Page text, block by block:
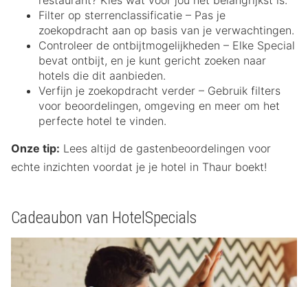
Filter op sterrenclassificatie – Pas je
zoekopdracht aan op basis van je verwachtingen.
Controleer de ontbijtmogelijkheden – Elke Special
bevat ontbijt, en je kunt gericht zoeken naar
hotels die dit aanbieden.
Verfijn je zoekopdracht verder – Gebruik filters
voor beoordelingen, omgeving en meer om het
perfecte hotel te vinden.
Onze tip: Lees altijd de gastenbeoordelingen voor
echte inzichten voordat je je hotel in Thaur boekt!
Cadeaubon van HotelSpecials